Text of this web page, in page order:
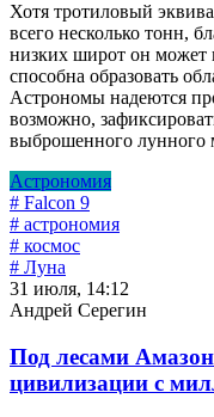
Хотя тротиловый
всего несколько тонн,
низких широт он может
способна образовать
Астрономы надеются
возможно,
выброшенного лунного
Астрономия
# Falcon 9
# астрономия
# космос
# Луна
31 июля, 14:12
Андрей Серегин
Под лесами
цивилизации с